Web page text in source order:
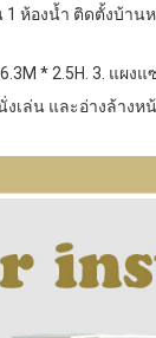
ห้องน้ำ ติดตั้งบ้า
* 2.5H. 3. แผงแ
เล่น และอ่างล้างห